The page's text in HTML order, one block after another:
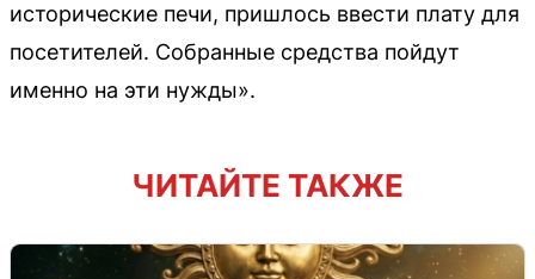
исторические печи, пришлось ввести плату для
посетителей. Собранные средства пойдут
именно на эти нужды».
ЧИТАЙТЕ ТАКЖЕ